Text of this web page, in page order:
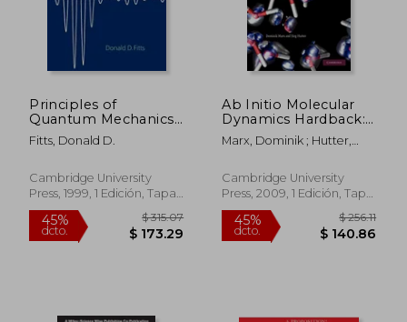
40% 40%
Principles of
Quantum Mechanics:
As Applied to
Chemistry and
Inglés)
Fitts, Donald D.
Cambridge University
Press, 1999, 1 Edición, Tapa
Blanda, Nuevo
Ab Initio Molecular
Dynamics Hardback:
Basic Theory and
Advanced Methods
Marx, Dominik ; Hutter,
Cambridge University
Press, 2009, 1 Edición, Tapa
Dura, Nuevo